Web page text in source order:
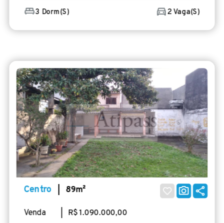
3 Dorm(s) 2 Vaga(s)
Centro | 89m²
Venda | R$ 1.090.000,00